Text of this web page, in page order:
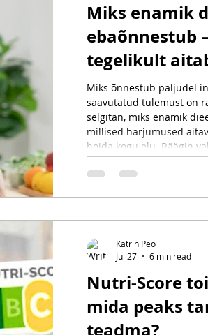
Miks enamik
ebaõnnestub
tegelikult
kehakaalu
Miks õnnestub paljudel
saavutatud tulemust on
selgitan, miks enamik
millised harjumused
hoida kogu elu. Räägin
liikumise, paindliku
olulisusest ning jagan
Nutri-Score
mida peaks
teadma?
Katrin Peo
Jul 27
6 min read